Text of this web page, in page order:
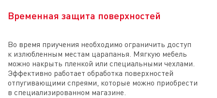
Временная защита поверхностей
Во время приучения необходимо ограничить доступ
к излюбленным местам царапанья. Мягкую мебель
можно накрыть пленкой или специальными чехлами.
Эффективно работает обработка поверхностей
отпугивающими спреями, которые можно приобрести
в специализированном магазине.